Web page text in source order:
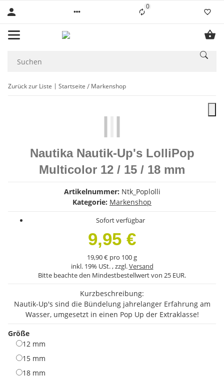
0Liste ist leer
Zurück zur Liste Startseite Markenshop
Nautika Nautik-Up's LolliPop
Multicolor 12 / 15 / 18 mm
Artikelnummer: Ntk_Poplolli
Kategorie: Markenshop
Sofort verfügbar
9,95 €
19,90 € pro 100 g
inkl. 19% USt. , zzgl.Versand
Bitte beachte den Mindestbestellwert von 25 EUR.
Kurzbeschreibung:
Nautik-Up's sind die Bündelung jahrelanger Erfahrung am
Wasser, umgesetzt in einen Pop Up der Extraklasse!
Größe
12 mm
15 mm
18 mm